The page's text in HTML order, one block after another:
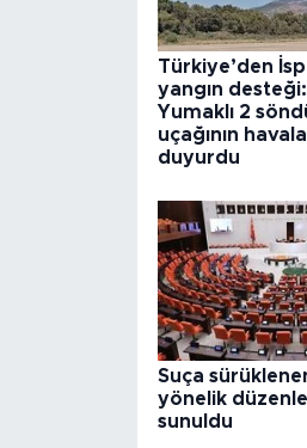
Türkiye’den
yangın
Yumaklı 2
uçağının
duyurdu
Suça
yönelik
sunuldu